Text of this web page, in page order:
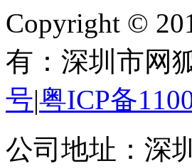
Copyright ©
有：深圳市网
号|粤ICP备
公司地址：深